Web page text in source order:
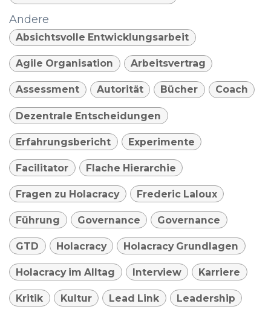
Andere
Absichtsvolle Entwicklungsarbeit
Agile Organisation Arbeitsvertrag
Assessment Autorität Bücher Coach
Dezentrale Entscheidungen
Erfahrungsbericht Experimente
Facilitator Flache Hierarchie
Fragen zu Holacracy Frederic Laloux
Führung Governance Governance
GTD Holacracy Holacracy Grundlagen
Holacracy im Alltag Interview Karriere
Kritik Kultur Lead Link Leadership